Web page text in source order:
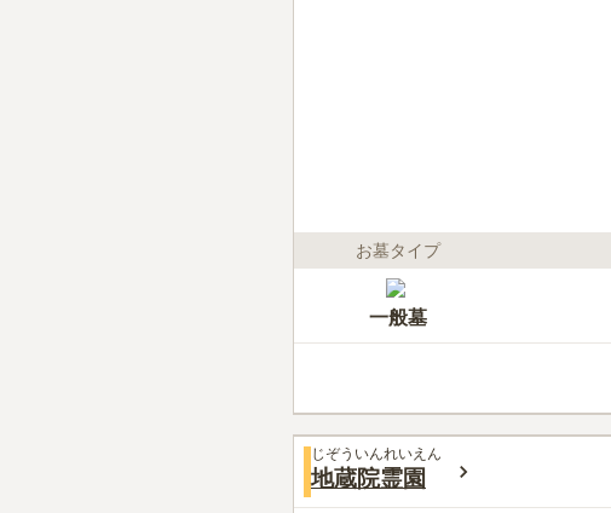
お墓タイプ
一般墓
じぞういんれいえん
地蔵院霊園